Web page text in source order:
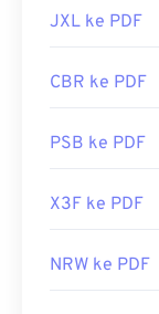
JXL ke PDF
CBR ke PDF
PSB ke PDF
X3F ke PDF
NRW ke PDF